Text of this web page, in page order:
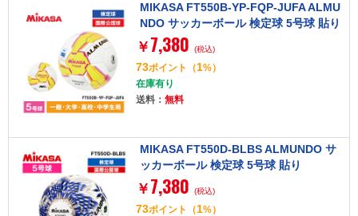
MIKASA FT550B-YP-FQP-JUFA ALMU
NDO サッカーボール 検定球 5号球 貼り
大学サッカー公式試合球 イエロー/ピン
ク
￥ 7,380 (税込)
73ポイント （1%）
在庫有り
送料： 無料
MIKASA FT550D-BLBS ALMUNDO サ
ッカーボール 検定球 5号球 貼り
￥ 7,380 (税込)
73ポイント （1%）